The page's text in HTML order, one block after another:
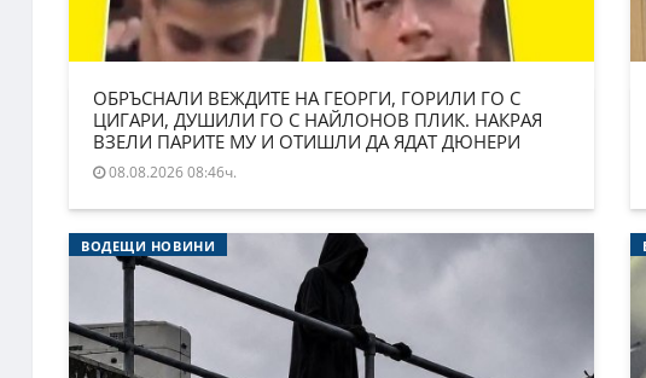
ОБРЪСНАЛИ ВЕЖДИТЕ НА ГЕОРГИ, ГОРИЛИ ГО С
ЦИГАРИ, ДУШИЛИ ГО С НАЙЛОНОВ ПЛИК. НАКРАЯ
ВЗЕЛИ ПАРИТЕ МУ И ОТИШЛИ ДА ЯДАТ ДЮНЕРИ
08.08.2026 08:46ч.
ВОДЕЩИ НОВИНИ